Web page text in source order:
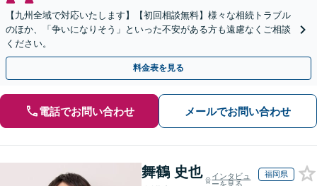
【九州全域で対応いたします】【初回相談無料】様々な相続トラブル
のほか、「争いになりそう」といった不安がある方も遠慮なくご相談
ください。
料金表を見る
電話でお問い合わせ メールでお問い合わせ
舞鶴 史也
インタビュ
ーを見る
福岡県